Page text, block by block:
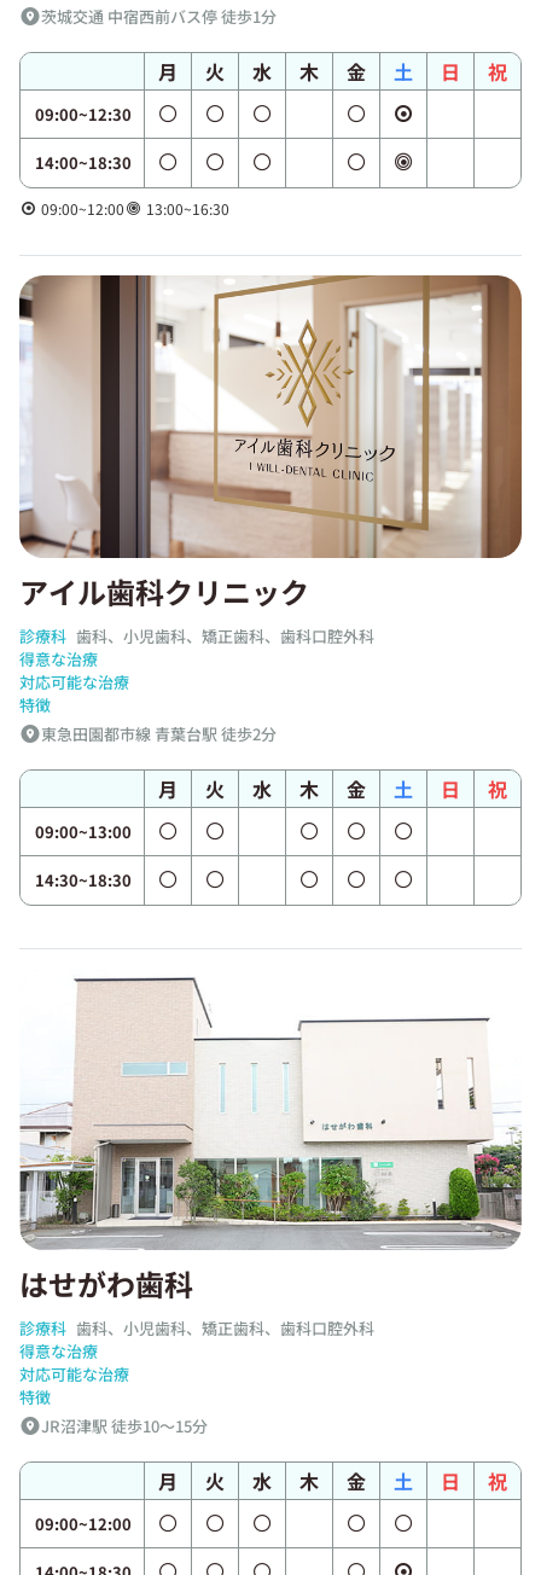
茨城交通 中宿西前バス停 徒歩1分
月 火 水 木 金 土 日 祝
09:00~12:30
14:00~18:30
09:00~12:00 13:00~16:30
アイル歯科クリニック
診療科 歯科、小児歯科、矯正歯科、歯科口腔外科
得意な治療
対応可能な治療
特徴
東急田園都市線 青葉台駅 徒歩2分
月 火 水 木 金 土 日 祝
09:00~13:00
14:30~18:30
はせがわ歯科
診療科 歯科、小児歯科、矯正歯科、歯科口腔外科
得意な治療
対応可能な治療
特徴
JR沼津駅 徒歩10～15分
月 火 水 木 金 土 日 祝
09:00~12:00